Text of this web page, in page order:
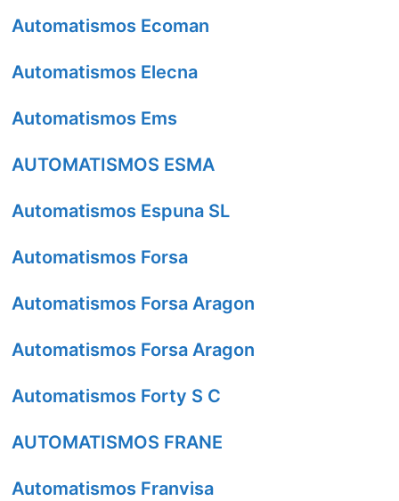
Automatismos Ecoman
Automatismos Elecna
Automatismos Ems
AUTOMATISMOS ESMA
Automatismos Espuna SL
Automatismos Forsa
Automatismos Forsa Aragon
Automatismos Forsa Aragon
Automatismos Forty S C
AUTOMATISMOS FRANE
Automatismos Franvisa